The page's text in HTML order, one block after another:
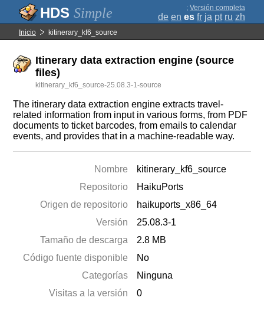
Simple ; Versión completa
de en es fr ja pt ru zh
Inicio kitinerary_kf6_source
Itinerary data extraction engine (source
files)
kitinerary_kf6_source-25.08.3-1-source
The itinerary data extraction engine extracts travel-
related information from input in various forms, from PDF
documents to ticket barcodes, from emails to calendar
events, and provides that in a machine-readable way.
Nombre
kitinerary_kf6_source
Repositorio
HaikuPorts
Origen de repositorio
haikuports_x86_64
Versión
25.08.3-1
Tamaño de descarga
2.8 MB
Código fuente disponible
No
Categorías
Ninguna
Visitas a la versión
0